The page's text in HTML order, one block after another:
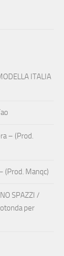
ITALIA
– (Prod.
(Prod. Manqc)
SPAZZI /
per